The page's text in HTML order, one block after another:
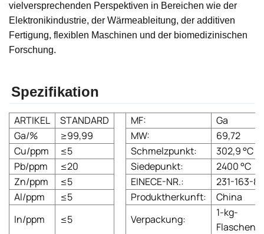
vielversprechenden Perspektiven in Bereichen wie der
Elektronikindustrie, der Wärmeableitung, der additiven
Fertigung, flexiblen Maschinen und der biomedizinischen
Forschung.
Spezifikation
ARTIKEL STANDARD MF:
Ga
Ga/%
≥99,99 MW:
69,72
Cu/ppm
≤5 Schmelzpunkt:
302,9 °C
Pb/ppm
≤20 Siedepunkt:
2400 °C
Zn/ppm
≤5 EINECE-NR.:
231-163-8
Al/ppm
≤5 Produktherkunft:
China
In/ppm
≤5 Verpackung:
1-kg-